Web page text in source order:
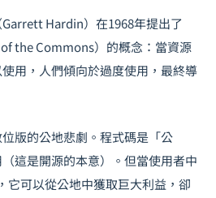
Hardin）在1968年提出了
of the Commons）的概念：當資源
用，人們傾向於過度使用，最終導
版的公地悲劇。程式碼是「公
這是開源的本意）。但當使用者中
它可以從公地中獲取巨大利益，卻